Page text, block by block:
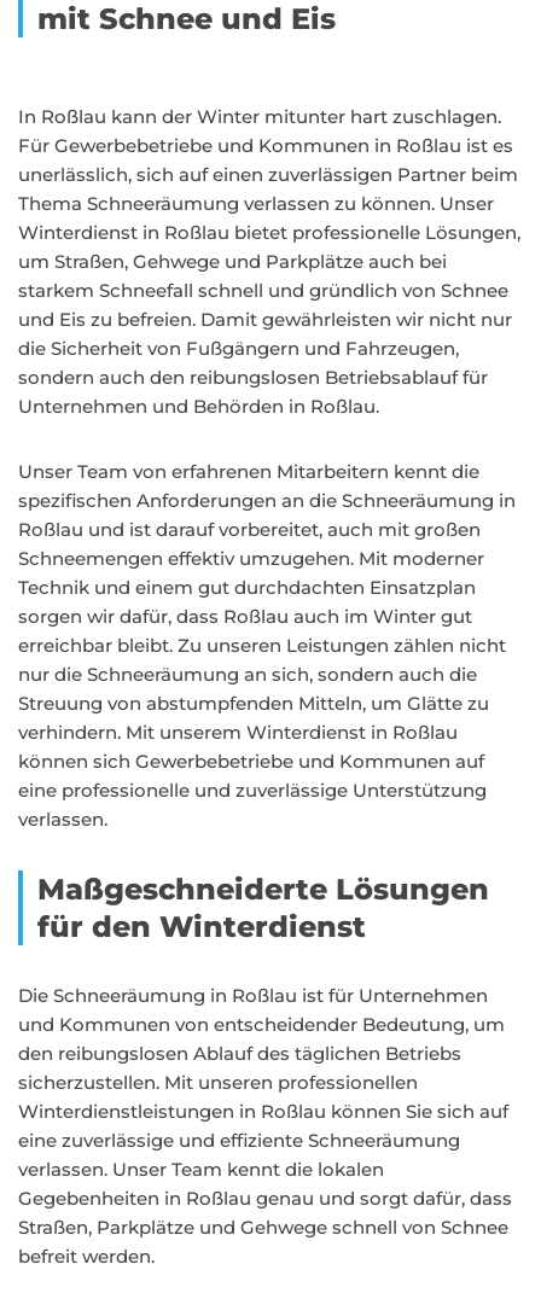
mit Schnee und Eis
In Roßlau kann der Winter mitunter hart zuschlagen.
Für Gewerbebetriebe und Kommunen in Roßlau ist es
unerlässlich, sich auf einen zuverlässigen Partner beim
Thema Schneeräumung verlassen zu können. Unser
Winterdienst in Roßlau bietet professionelle Lösungen,
um Straßen, Gehwege und Parkplätze auch bei
starkem Schneefall schnell und gründlich von Schnee
und Eis zu befreien. Damit gewährleisten wir nicht nur
die Sicherheit von Fußgängern und Fahrzeugen,
sondern auch den reibungslosen Betriebsablauf für
Unternehmen und Behörden in Roßlau.
Unser Team von erfahrenen Mitarbeitern kennt die
spezifischen Anforderungen an die Schneeräumung in
Roßlau und ist darauf vorbereitet, auch mit großen
Schneemengen effektiv umzugehen. Mit moderner
Technik und einem gut durchdachten Einsatzplan
sorgen wir dafür, dass Roßlau auch im Winter gut
erreichbar bleibt. Zu unseren Leistungen zählen nicht
nur die Schneeräumung an sich, sondern auch die
Streuung von abstumpfenden Mitteln, um Glätte zu
verhindern. Mit unserem Winterdienst in Roßlau
können sich Gewerbebetriebe und Kommunen auf
eine professionelle und zuverlässige Unterstützung
verlassen.
Maßgeschneiderte Lösungen
für den Winterdienst
Die Schneeräumung in Roßlau ist für Unternehmen
und Kommunen von entscheidender Bedeutung, um
den reibungslosen Ablauf des täglichen Betriebs
sicherzustellen. Mit unseren professionellen
Winterdienstleistungen in Roßlau können Sie sich auf
eine zuverlässige und effiziente Schneeräumung
verlassen. Unser Team kennt die lokalen
Gegebenheiten in Roßlau genau und sorgt dafür, dass
Straßen, Parkplätze und Gehwege schnell von Schnee
befreit werden.